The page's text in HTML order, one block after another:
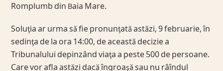
Romplumb din Baia Mare.
Soluţia ar urma să fie pronunţată astăzi, 9 februarie, în
sedinţa de la ora 14:00, de această decizie a
Tribunalului depinzând viaţa a peste 500 de persoane.
Care vor afla astăzi dacă îngroaşă sau nu râîndul